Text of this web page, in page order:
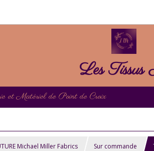
Les
et Matériel de Point de Croix
Michael Miller Fabrics Sur commande